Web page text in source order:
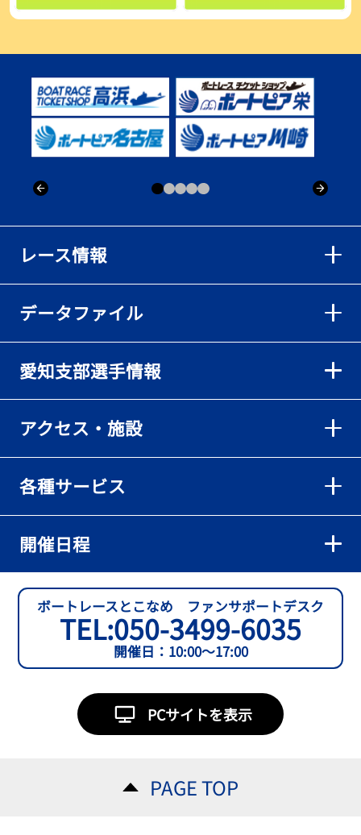
2026年08月02日
んでもらったし、恩返しをしたいです」～とこなめルーキーＳ
【常滑ボート・ルーキーＳ】荒木颯斗 予選９位でセミファイナル進
出「そろそろ優勝したい」
2026年08月02日
回りは良くなった」／常滑 - 日刊スポーツ
【ボートレース】島川海輝が逃げ切って準優勝負駆け成功、準優は
伸び意識の調整で／常滑 - 日刊スポーツ
【ボートレース】地元の荒木颯斗が有言実行の予選突破「そろそろ
2026年08月02日
【とこなめボート】出足抜群の篠原晟弥だが「叩き変える可能性も
ある」と思案顔
【とこなめボート】準優６枠の西川拓利は「チルトを跳ねる可能性
もあります」
2026年08月02日
【とこなめボート ルーキーシリーズ第15戦】石渡翔一郎 内枠狙うぞ
「足は厳しかったけど、４日目につながって良かった」～とこなめ
2026年08月01日
レース情報
データファイル
愛知支部選手情報
アクセス・施設
各種サービス
開催日程
ボートレースとこなめ ファンサポートデスク
TEL:050-3499-6035
開催日：10:00～17:00
PCサイトを表示
PAGE TOP